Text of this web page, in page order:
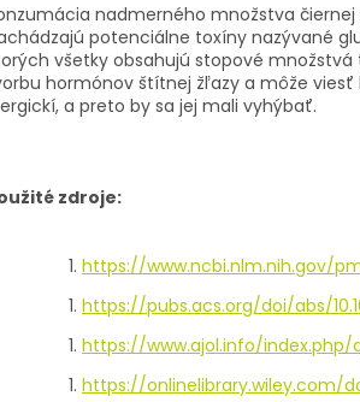
nadmerného množstva
potenciálne toxíny nazývané
všetky obsahujú stopové
hormónov štítnej žľazy a môže viesť
a preto by sa jej mali vyhýbať.
zdroje:
https://www.ncbi.nlm.nih.gov/
https://pubs.acs.org/doi/abs/
https://www.ajol.info/index.php/
https://onlinelibrary.wiley.com/